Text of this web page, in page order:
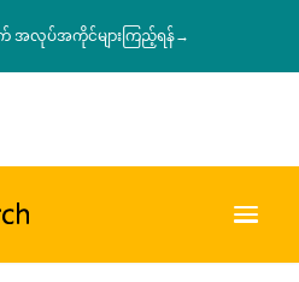
အလုပ်အကိုင်များကြည့်ရန်→